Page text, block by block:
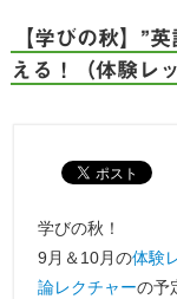
【学びの秋】”
える！（体験レ
学びの秋！
9月＆10月の体験
論レクチャーの予